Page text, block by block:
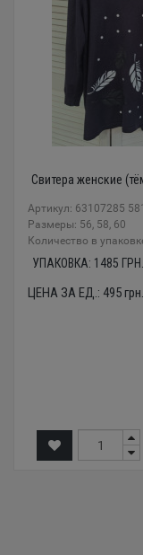
Свитера женские
Артикул: 63107285
Размеры: 56, 58, 60
Количество в
УПАКОВКА: 1485 ГРН.
ЦЕНА ЗА ЕД.: 495грн.